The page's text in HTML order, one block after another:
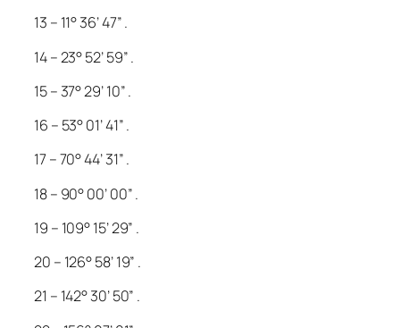
13 – 11° 36’ 47” .
14 – 23° 52’ 59” .
15 – 37° 29’ 10” .
16 – 53° 01’ 41” .
17 – 70° 44’ 31” .
18 – 90° 00’ 00” .
19 – 109° 15’ 29” .
20 – 126° 58’ 19” .
21 – 142° 30’ 50” .